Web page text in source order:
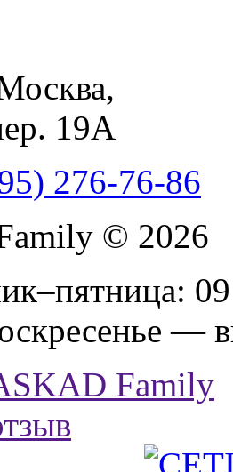
,
19А
276-76-86
© 2026
—
Family